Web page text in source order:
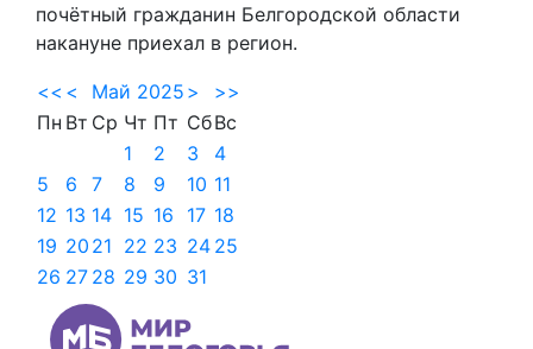
почётный гражданин Белгородской области
накануне приехал в регион.
<< < Май 2025 >
>>
Пн Вт Ср Чт Пт СбВс
1
2 3
4
5
6 7 8 9 10 11
12 13 14 15 16 17 18
19 20 21 22 23 24 25
26 27 28 29 30 31